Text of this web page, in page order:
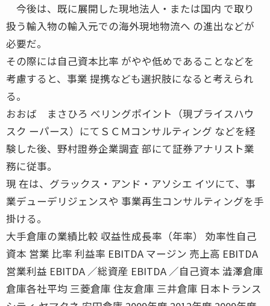
今後は、既に展開した現地法人・または国内 で取り
扱う輸入物の輸入元での海外現地物流へ の進出などが
必要だ。
その際には自己資本比率 がやや低めであることなどを
考慮すると、事業 提携なども選択肢になると考えられ
る。
おおば まさひろ べリングポイント（現プライスハウ
スク ーパース）にてＳＣＭコンサルティング などを経
験した後、野村證券企業調査 部にて証券アナリスト業
務に従事。
現 在は、グラックス・アンド・アソシエ イツにて、事
業デューデリジェンスや 事業再生コンサルティングを手
掛ける。
大手倉庫の業績比較 収益性成長率（年率） 効率性自己
資本 営業 比率 利益率 EBITDA マージン 売上高 EBITDA
営業利益 EBITDA ／総資産 EBITDA ／自己資本 澁澤倉庫
倉庫各社平均 三菱倉庫 住友倉庫 三井倉庫 日本トランス